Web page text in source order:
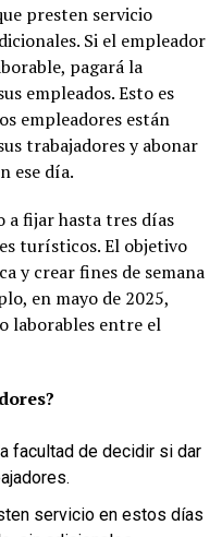
presten servicio
Si el empleador
pagará la
empleados. Esto es
empleadores están
trabajadores y abonar
ese día.
a fijar hasta tres días
turísticos. El objetivo
y crear fines de semana
en mayo de 2025,
laborables entre el
facultad de decidir si dar
servicio en estos días